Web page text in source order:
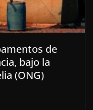
de
bajo la
(ONG)